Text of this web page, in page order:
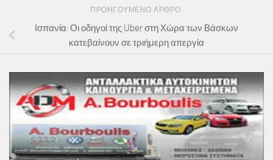
ΠΡΟΗΓΟΎΜΕΝΟ ΆΡΘΡΟ
Ισπανία: Οι οδηγοί της Uber στη Χώρα των Βάσκων
κατεβαίνουν σε τριήμερη απεργία